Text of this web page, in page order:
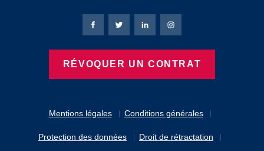
Mentions légales Conditions générales
Protection des données Droit de rétractation
Page Facebook de Bierbaum-Proenen
Page X de Bierbaum-Proenen
Page LinkedIn de
Page Instagram de
RÉVOQUER UN CONTRAT